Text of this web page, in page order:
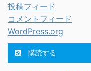
投稿フィード
コメントフィード
WordPress.org
購読する